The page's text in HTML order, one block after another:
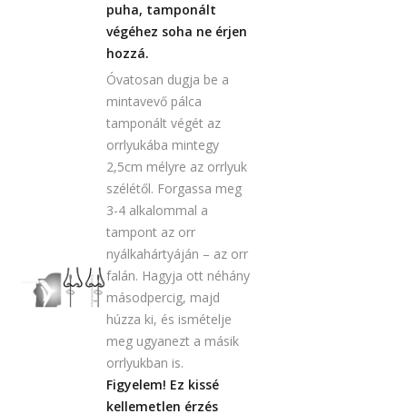
puha, tamponált
végéhez soha ne érjen
hozzá.
Óvatosan dugja be a
mintavevő pálca
tamponált végét az
orrlyukába mintegy
2,5cm mélyre az orrlyuk
szélétől. Forgassa meg
3-4 alkalommal a
tampont az orr
nyálkahártyáján – az orr
falán. Hagyja ott néhány
másodpercig, majd
húzza ki, és ismételje
meg ugyanezt a másik
orrlyukban is.
Figyelem! Ez kissé
kellemetlen érzés